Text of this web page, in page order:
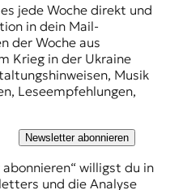
jede Woche direkt und
in dein Mail-
der Woche aus
Krieg in der Ukraine
Musik
Leseempfehlungen,
Newsletter abonnieren
willigst du in
und die Analyse